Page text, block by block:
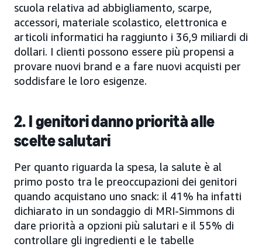
scuola relativa ad abbigliamento, scarpe,
accessori, materiale scolastico, elettronica e
articoli informatici ha raggiunto i 36,9 miliardi di
dollari. I clienti possono essere più propensi a
provare nuovi brand e a fare nuovi acquisti per
soddisfare le loro esigenze.
2. I genitori danno priorità alle
scelte salutari
Per quanto riguarda la spesa, la salute è al
primo posto tra le preoccupazioni dei genitori
quando acquistano uno snack: il 41% ha infatti
dichiarato in un sondaggio di MRI-Simmons di
dare priorità a opzioni più salutari e il 55% di
controllare gli ingredienti e le tabelle